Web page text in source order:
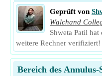
Geprüft von
Walchand
Shweta Patil
weitere Rechner verifiziert!
Bereich des Annulus-